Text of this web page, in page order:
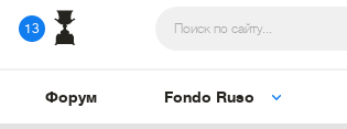
13
Форум Fondo Ruso